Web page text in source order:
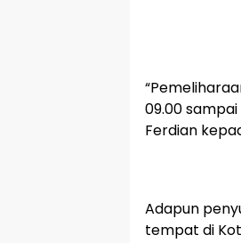
09.00 sampai
Ferdian
Adapun
tempat di